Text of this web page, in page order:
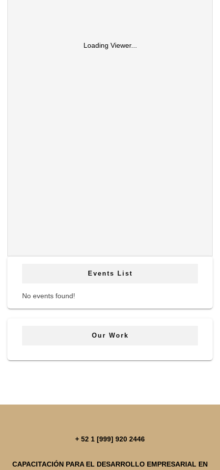
Loading Viewer...
Events List
No events found!
Our Work
+ 52 1 [999] 920 2446
CAPACITACIÓN PARA EL DESARROLLO EMPRESARIAL EN